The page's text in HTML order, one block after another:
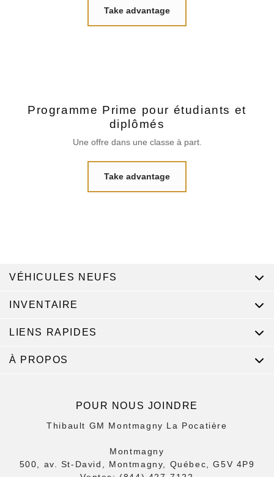
Take advantage
Programme Prime pour étudiants et
diplômés
Une offre dans une classe à part.
Take advantage
POUR NOUS JOINDRE
Thibault GM Montmagny La Pocatière
Montmagny
500, av. St-David, Montmagny, Québec, G5V 4P9
VÉHICULES NEUFS
INVENTAIRE
LIENS RAPIDES
À PROPOS